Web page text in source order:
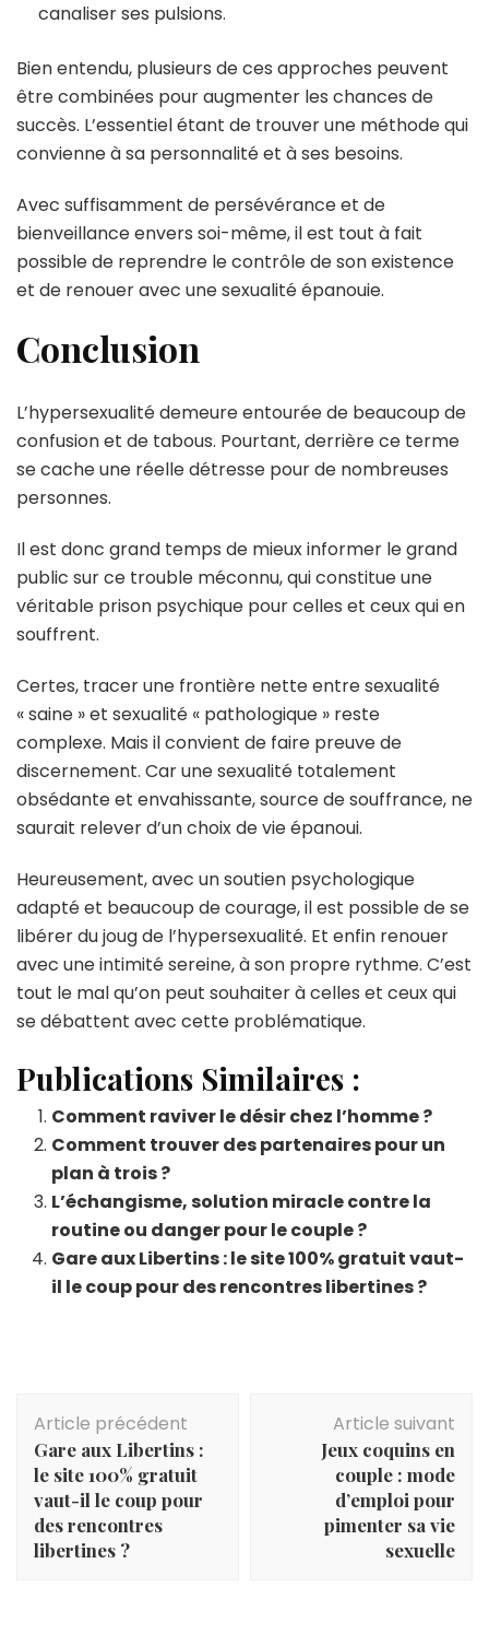
canaliser ses pulsions.
Bien entendu, plusieurs de ces approches peuvent
être combinées pour augmenter les chances de
succès. L’essentiel étant de trouver une méthode qui
convienne à sa personnalité et à ses besoins.
Avec suffisamment de persévérance et de
bienveillance envers soi-même, il est tout à fait
possible de reprendre le contrôle de son existence
et de renouer avec une sexualité épanouie.
Conclusion
L’hypersexualité demeure entourée de beaucoup de
confusion et de tabous. Pourtant, derrière ce terme
se cache une réelle détresse pour de nombreuses
personnes.
Il est donc grand temps de mieux informer le grand
public sur ce trouble méconnu, qui constitue une
véritable prison psychique pour celles et ceux qui en
souffrent.
Certes, tracer une frontière nette entre sexualité
« saine » et sexualité « pathologique » reste
complexe. Mais il convient de faire preuve de
discernement. Car une sexualité totalement
obsédante et envahissante, source de souffrance, ne
saurait relever d’un choix de vie épanoui.
Heureusement, avec un soutien psychologique
adapté et beaucoup de courage, il est possible de se
libérer du joug de l’hypersexualité. Et enfin renouer
avec une intimité sereine, à son propre rythme. C’est
tout le mal qu’on peut souhaiter à celles et ceux qui
se débattent avec cette problématique.
Publications Similaires :
Comment raviver le désir chez l’homme ?
Comment trouver des partenaires pour un
plan à trois ?
L’échangisme, solution miracle contre la
routine ou danger pour le couple ?
Gare aux Libertins : le site 100% gratuit vaut-
il le coup pour des rencontres libertines ?
Navigation
d'article
Article précédent
Gare aux Libertins :
le site 100% gratuit
vaut-il le coup pour
des rencontres
libertines ?
Article suivant
Jeux coquins en
couple : mode
d’emploi pour
pimenter sa vie
sexuelle